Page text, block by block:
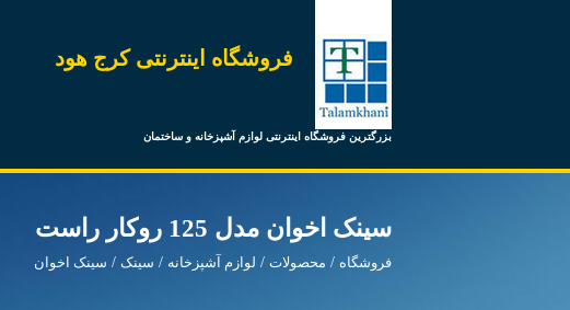
فروشگاه اینترنتی کرج هود
بزرگترین فروشگاه اینترنتی لوازم آشپزخانه و ساختمان
سینک اخوان مدل 125 روکار راست
فروشگاه محصولات لوازم آشپزخانه سینک سینک اخوان